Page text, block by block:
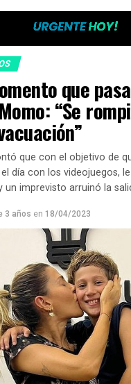
que
“Se
que con el objetivo de
día con los videojuegos,
un imprevisto arruinó la
3 años en 18/04/2023